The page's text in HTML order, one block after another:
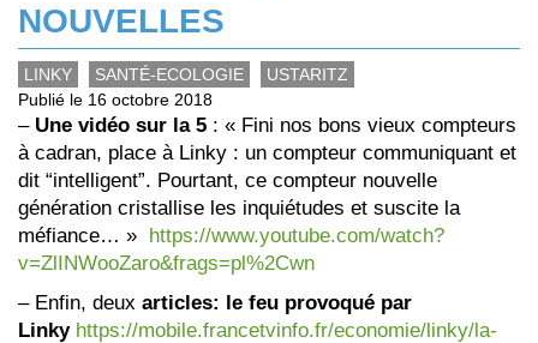
NOUVELLES
LINKY SANTÉ-ECOLOGIE
USTARITZ
Publié le 16 octobre 2018
– Une vidéo sur la 5 : « Fini nos bons vieux compteurs
à cadran, place à Linky : un compteur communiquant et
dit “intelligent”. Pourtant, ce compteur nouvelle
génération cristallise les inquiétudes et suscite la
méfiance… » https://www.youtube.com/watch?
v=ZlINWooZaro&frags=pl%2Cwn
– Enfin, deux articles: le feu provoqué par
Linky https://mobile.francetvinfo.fr/economie/linky/la-